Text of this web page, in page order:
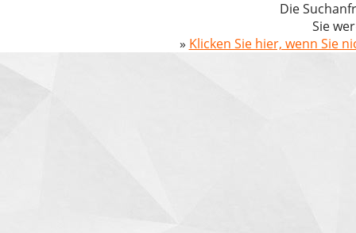
Die
Sie
» Klicken Sie hier, wenn Sie